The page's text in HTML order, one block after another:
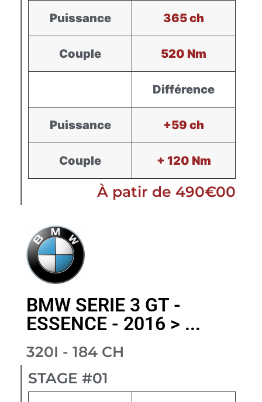
Puissance 365 ch
Couple 520 Nm
Différence
Puissance +59 ch
Couple + 120 Nm
À patir de 490€00
BMW SERIE 3 GT -
ESSENCE - 2016 > ...
320I - 184 CH
STAGE #01